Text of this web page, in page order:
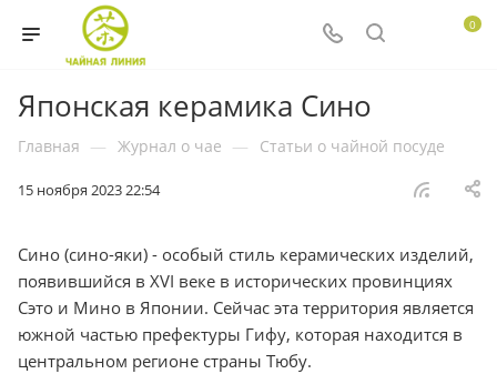
0
Японская керамика Сино
Главная — Журнал о чае — Статьи о чайной посуде
15 ноября 2023 22:54
Сино (сино-яки) - особый стиль керамических изделий,
появившийся в XVI веке в исторических провинциях
Сэто и Мино в Японии. Сейчас эта территория является
южной частью префектуры Гифу, которая находится в
центральном регионе страны Тюбу.